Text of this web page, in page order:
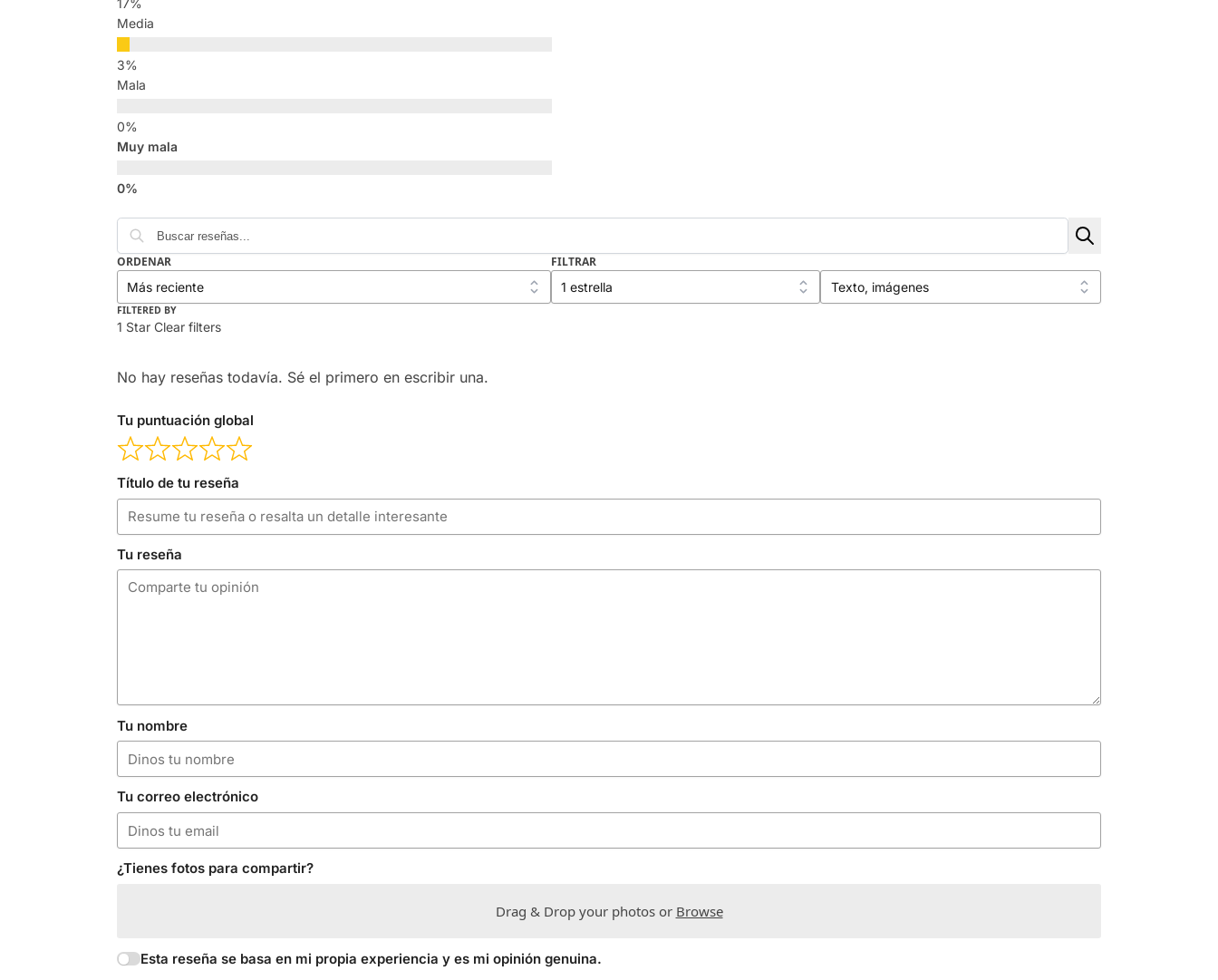
Media
Mala
Muy mala
ORDENAR FILTRAR
FILTERED BY
1 Star Clear filters
No hay reseñas todavía. Sé el primero en escribir una.
Tu puntuación global
Título de tu reseña
Tu reseña
Tu nombre
Tu correo electrónico
¿Tienes fotos para compartir?
Drag & Drop your photos or Browse
Esta reseña se basa en mi propia experiencia y es mi opinión genuina.